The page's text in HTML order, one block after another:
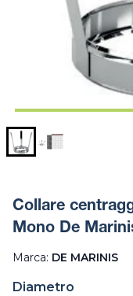
Collare
Mono De
Marca: DE MARINIS
Diametro